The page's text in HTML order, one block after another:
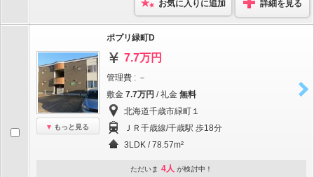
お気に入りに追加 詳細を見る
もっと見る
ポプリ緑町D
7.7万円
管理費 : －
敷金 7.7万円 / 礼金 無料
北海道千歳市緑町１
ＪＲ千歳線/千歳駅 歩18分
3LDK / 78.57m²
ただいま 4人 が検討中！